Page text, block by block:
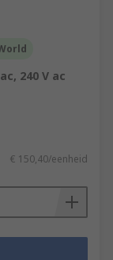
240 V ac
€ 150,40/eenheid